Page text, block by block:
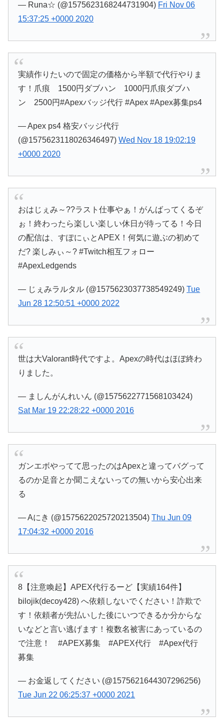
— Runa☆ (@1575623168244731904) Fri Nov 06
15:37:25 +0000 2020
実績作りたいので固定の価格から半額で代行やりま
す！爪痕 1500円ダブハン 1000円爪痕ダブハ
ン 2500円#Apexバッジ代行 #Apex #Apex募集ps4
— Apex ps4 格安バッジ代行
(@1575623118026346497)Wed Nov 18 19:02:19
+0000 2020
おはじぇみ～??ラスト仕事やぁ！がんばってくるぞ
ぉ！終わったら楽しい楽しい休日が待ってる！今日
の配信は、すぽにぃとAPEX！何気に遊ぶの初めて
だ? 楽しみぃ～? #Twitch相互フォロー
#ApexLedgends
— じぇみラルタル (@1575623037738549249)Tue
Jun 28 12:50:51 +0000 2022
世は大Valorant時代ですよ。Apexの時代はほぼ終わ
りました。
— ましんがんれいん (@1575622771568103424)
Sat Mar 19 22:28:22 +0000 2016
ガンエボやってて思ったのはApexと違ってバグって
るのか足音とか聞こえないっての無いから安心出来
る
— Aにき (@1575622025720213504)Thu Jun 09
17:04:32 +0000 2016
8【注意喚起】APEX代行るーど【実績164件】
bilojik(decoy428) へ依頼しないでください！詐欺で
す！依頼者が先払いした後にいつできるか分からな
いなどと言い逃げます！複数名被害にあっているの
で注意！ #APEX募集 #APEX代行 #Apex代行
募集
— お金返してください (@1575621644307296256)
Tue Jun 22 06:25:37 +0000 2021